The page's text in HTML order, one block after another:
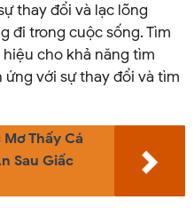
thay đổi và lạc lõng
đi trong cuộc sống. Tìm
cho khả năng tìm
với sự thay đổi và tìm
Thấy Cá
Sau Giấc